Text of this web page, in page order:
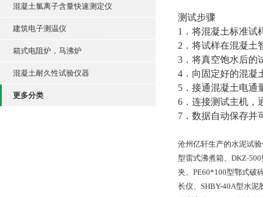
混凝土氯离子含量快速测定仪
建筑电子测温仪
箱式电阻炉，马沸炉
混凝土耐久性试验仪器
更多分类
测试步骤
1．将混凝土标准试
2．将试样在混凝土
3．将真空饱水后的
4．向固定好的混凝
5．接通混凝土电通
6．连接测试主机，
7．数据自动保存并
沧州亿轩生产的水泥试
型雷式沸煮箱、DKZ-
夹、PE60*100型鄂式破
长仪、SHBY-40A型水